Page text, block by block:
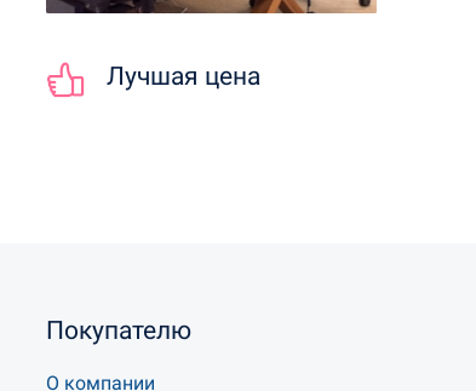
Лучшая цена
Покупателю
О компании